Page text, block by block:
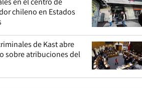
chileno en Estados
de Kast abre
sobre atribuciones del